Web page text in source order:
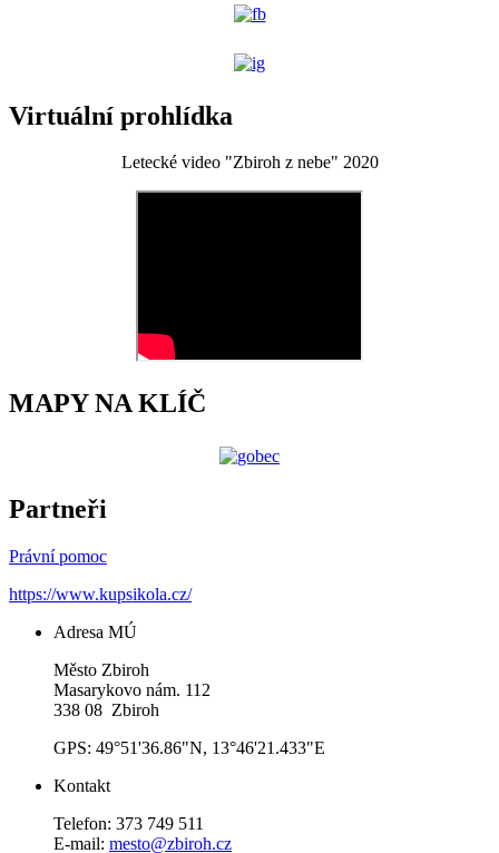
Virtuální prohlídka
Letecké video "Zbiroh z nebe" 2020
MAPY NA KLÍČ
Partneři
Právní pomoc
https://www.kupsikola.cz/
Adresa MÚ
Město Zbiroh
Masarykovo nám. 112
338 08 Zbiroh
GPS: 49°51'36.86"N, 13°46'21.433"E
Kontakt
Telefon: 373 749 511
E-mail: mesto@zbiroh.cz